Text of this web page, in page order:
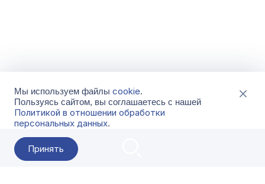
Мы используем файлы cookie.
Пользуясь сайтом, вы соглашаетесь с нашей
Политикой в отношении обработки
персональных данных.
Принять